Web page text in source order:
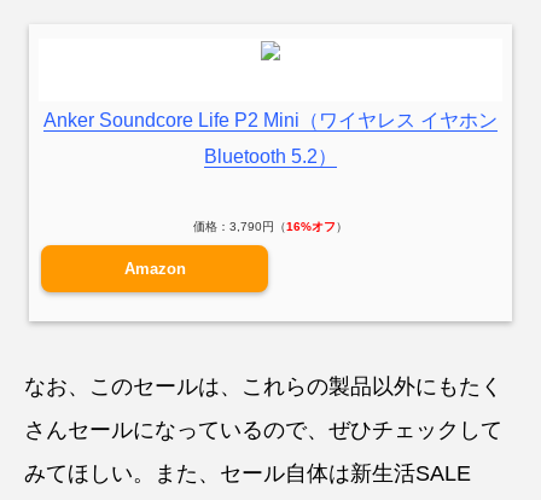
Anker Soundcore Life P2 Mini（ワイヤレス イヤホン
Bluetooth 5.2）
価格：3,790円（16%オフ）
Amazon
なお、このセールは、これらの製品以外にもたく
さんセールになっているので、ぜひチェックして
みてほしい。また、セール自体は新生活SALE